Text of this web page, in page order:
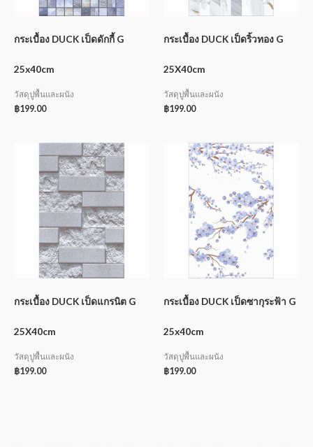
กระเบื้อง DUCK เป็ดดักกี้ G
25x40cm
วัสดุปูพื้นและผนัง
฿199.00
กระเบื้อง DUCK เป็ดริ้วทอง G
25X40cm
วัสดุปูพื้นและผนัง
฿199.00
กระเบื้อง DUCK เป็ดแกรนิต G
25X40cm
วัสดุปูพื้นและผนัง
฿199.00
กระเบื้อง DUCK เป็ดซากุระฟ้า G
25x40cm
วัสดุปูพื้นและผนัง
฿199.00